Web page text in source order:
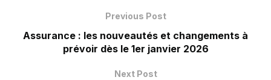
Previous Post
Assurance : les nouveautés et changements à
prévoir dès le 1er janvier 2026
Next Post